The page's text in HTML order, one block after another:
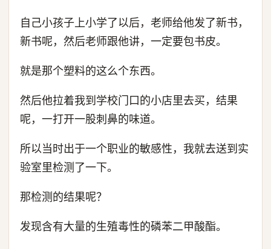
自己小孩子上小学了以后，老师给他发了新书，
新书呢，然后老师跟他讲，一定要包书皮。
就是那个塑料的这么个东西。
然后他拉着我到学校门口的小店里去买，结果
呢，一打开一股刺鼻的味道。
所以当时出于一个职业的敏感性，我就去送到实
验室里检测了一下。
那检测的结果呢？
发现含有大量的生殖毒性的磷苯二甲酸酯。